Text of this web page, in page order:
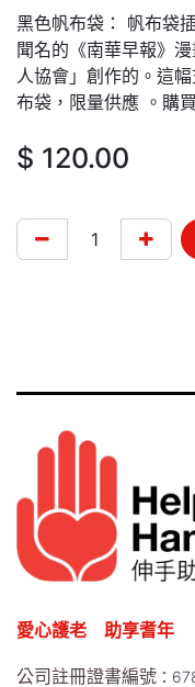
黑色帆布袋： 帆布袋
聞名的《南華早報》
人協會」創作的。這
布袋，限量供應 。購
$ 120.00
愛心護老 助享耆年
公司註冊證書編號 ：